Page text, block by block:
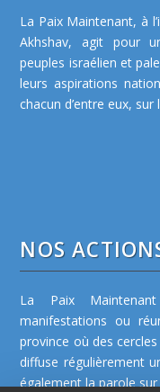
La Paix Maintenant, à
Akhshav, agit pour
peuples israélien et
leurs aspirations
chacun d’entre eux, sur
NOS
La Paix
manifestations ou
province où des
diffuse régulièrement
également la parole sur